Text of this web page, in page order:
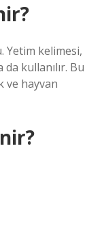
Yetim kelimesi,
kullanılır. Bu
ve hayvan